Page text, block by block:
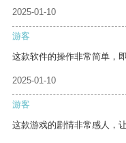
2025-01-10
游客
这款软件的操作非常简单，
2025-01-10
游客
这款游戏的剧情非常感人，